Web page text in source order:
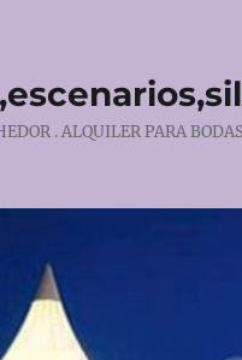
. ALQUILER PARA